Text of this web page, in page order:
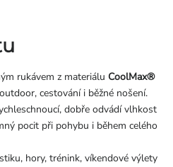
rukávem z materiálu CoolMax®
cestování i běžné nošení.
dobře odvádí vlhkost
pocit při pohybu i během celého
hory, trénink, víkendové výlety